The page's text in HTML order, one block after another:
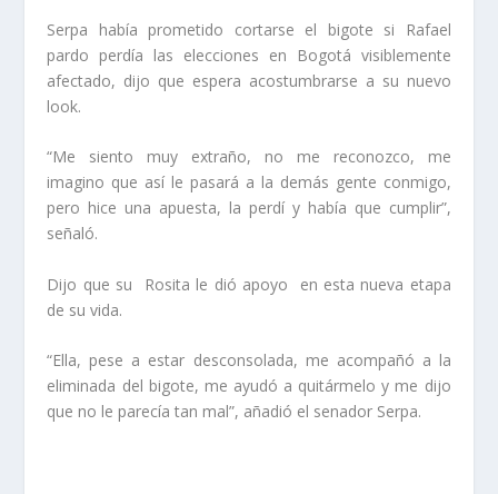
Serpa había prometido cortarse el bigote si Rafael
pardo perdía las elecciones en Bogotá visiblemente
afectado, dijo que espera acostumbrarse a su nuevo
look.
“Me siento muy extraño, no me reconozco, me
imagino que así le pasará a la demás gente conmigo,
pero hice una apuesta, la perdí y había que cumplir”,
señaló.
Dijo que su Rosita le dió apoyo en esta nueva etapa
de su vida.
“Ella, pese a estar desconsolada, me acompañó a la
eliminada del bigote, me ayudó a quitármelo y me dijo
que no le parecía tan mal”, añadió el senador Serpa.